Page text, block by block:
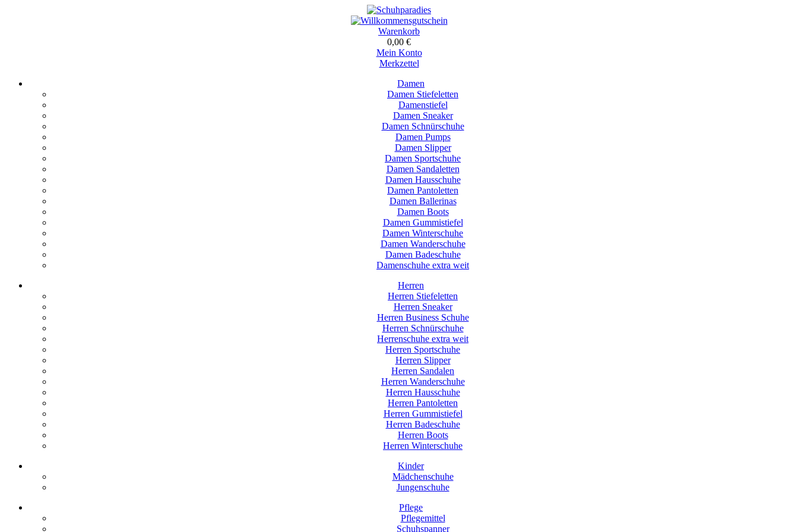
Warenkorb
0,00 €
Mein Konto
Merkzettel
Damen
Damen Stiefeletten
Damenstiefel
Damen Sneaker
Damen Schnürschuhe
Damen Pumps
Damen Slipper
Damen Sportschuhe
Damen Sandaletten
Damen Hausschuhe
Damen Pantoletten
Damen Ballerinas
Damen Boots
Damen Gummistiefel
Damen Winterschuhe
Damen Wanderschuhe
Damen Badeschuhe
Damenschuhe extra weit
Herren
Herren Stiefeletten
Herren Sneaker
Herren Business Schuhe
Herren Schnürschuhe
Herrenschuhe extra weit
Herren Sportschuhe
Herren Slipper
Herren Sandalen
Herren Wanderschuhe
Herren Hausschuhe
Herren Pantoletten
Herren Gummistiefel
Herren Badeschuhe
Herren Boots
Herren Winterschuhe
Kinder
Mädchenschuhe
Jungenschuhe
Pflege
Pflegemittel
Schuhspanner